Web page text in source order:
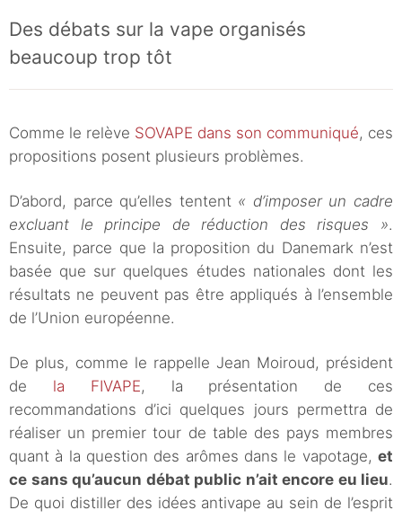
Des débats sur la vape organisés
beaucoup trop tôt
Comme le relève SOVAPE dans son communiqué, ces
propositions posent plusieurs problèmes.
D’abord, parce qu’elles tentent « d’imposer un cadre
excluant le principe de réduction des risques ».
Ensuite, parce que la proposition du Danemark n’est
basée que sur quelques études nationales dont les
résultats ne peuvent pas être appliqués à l’ensemble
de l’Union européenne.
De plus, comme le rappelle Jean Moiroud, président
de la FIVAPE, la présentation de ces
recommandations d’ici quelques jours permettra de
réaliser un premier tour de table des pays membres
quant à la question des arômes dans le vapotage, et
ce sans qu’aucun débat public n’ait encore eu lieu.
De quoi distiller des idées antivape au sein de l’esprit